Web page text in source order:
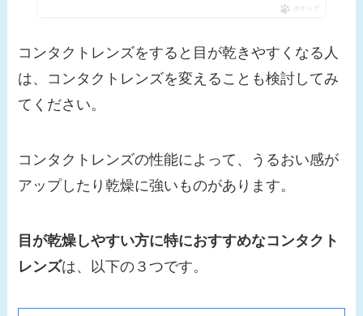
ポチップ
コンタクトレンズをすると目が乾きやすくなる人
は、コンタクトレンズを変えることも検討してみ
てください。
コンタクトレンズの性能によって、うるおい感が
アップしたり乾燥に強いものがあります。
目が乾燥しやすい方に特におすすめなコンタクト
レンズは、以下の３つです。